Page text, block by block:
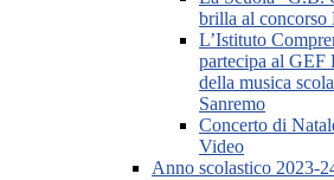
brilla al concorso
L’Istituto
partecipa al GEF
della musica
Sanremo
Concerto di
Video
Anno scolastico 2023-